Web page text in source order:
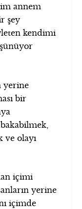
annem
şey
kendimi
yerine
bir
bakabilmek,
ve olayı
içimi
yerine
içimde